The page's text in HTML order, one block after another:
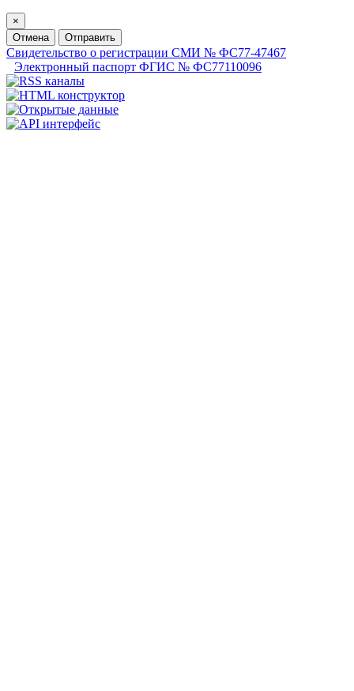
×
Отмена
Отправить
Свидетельство о регистрации СМИ № ФС77-47467
Электронный паспорт ФГИС № ФС77110096